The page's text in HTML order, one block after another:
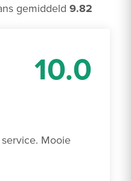
gemiddeld 9.82
10.0
Mooie